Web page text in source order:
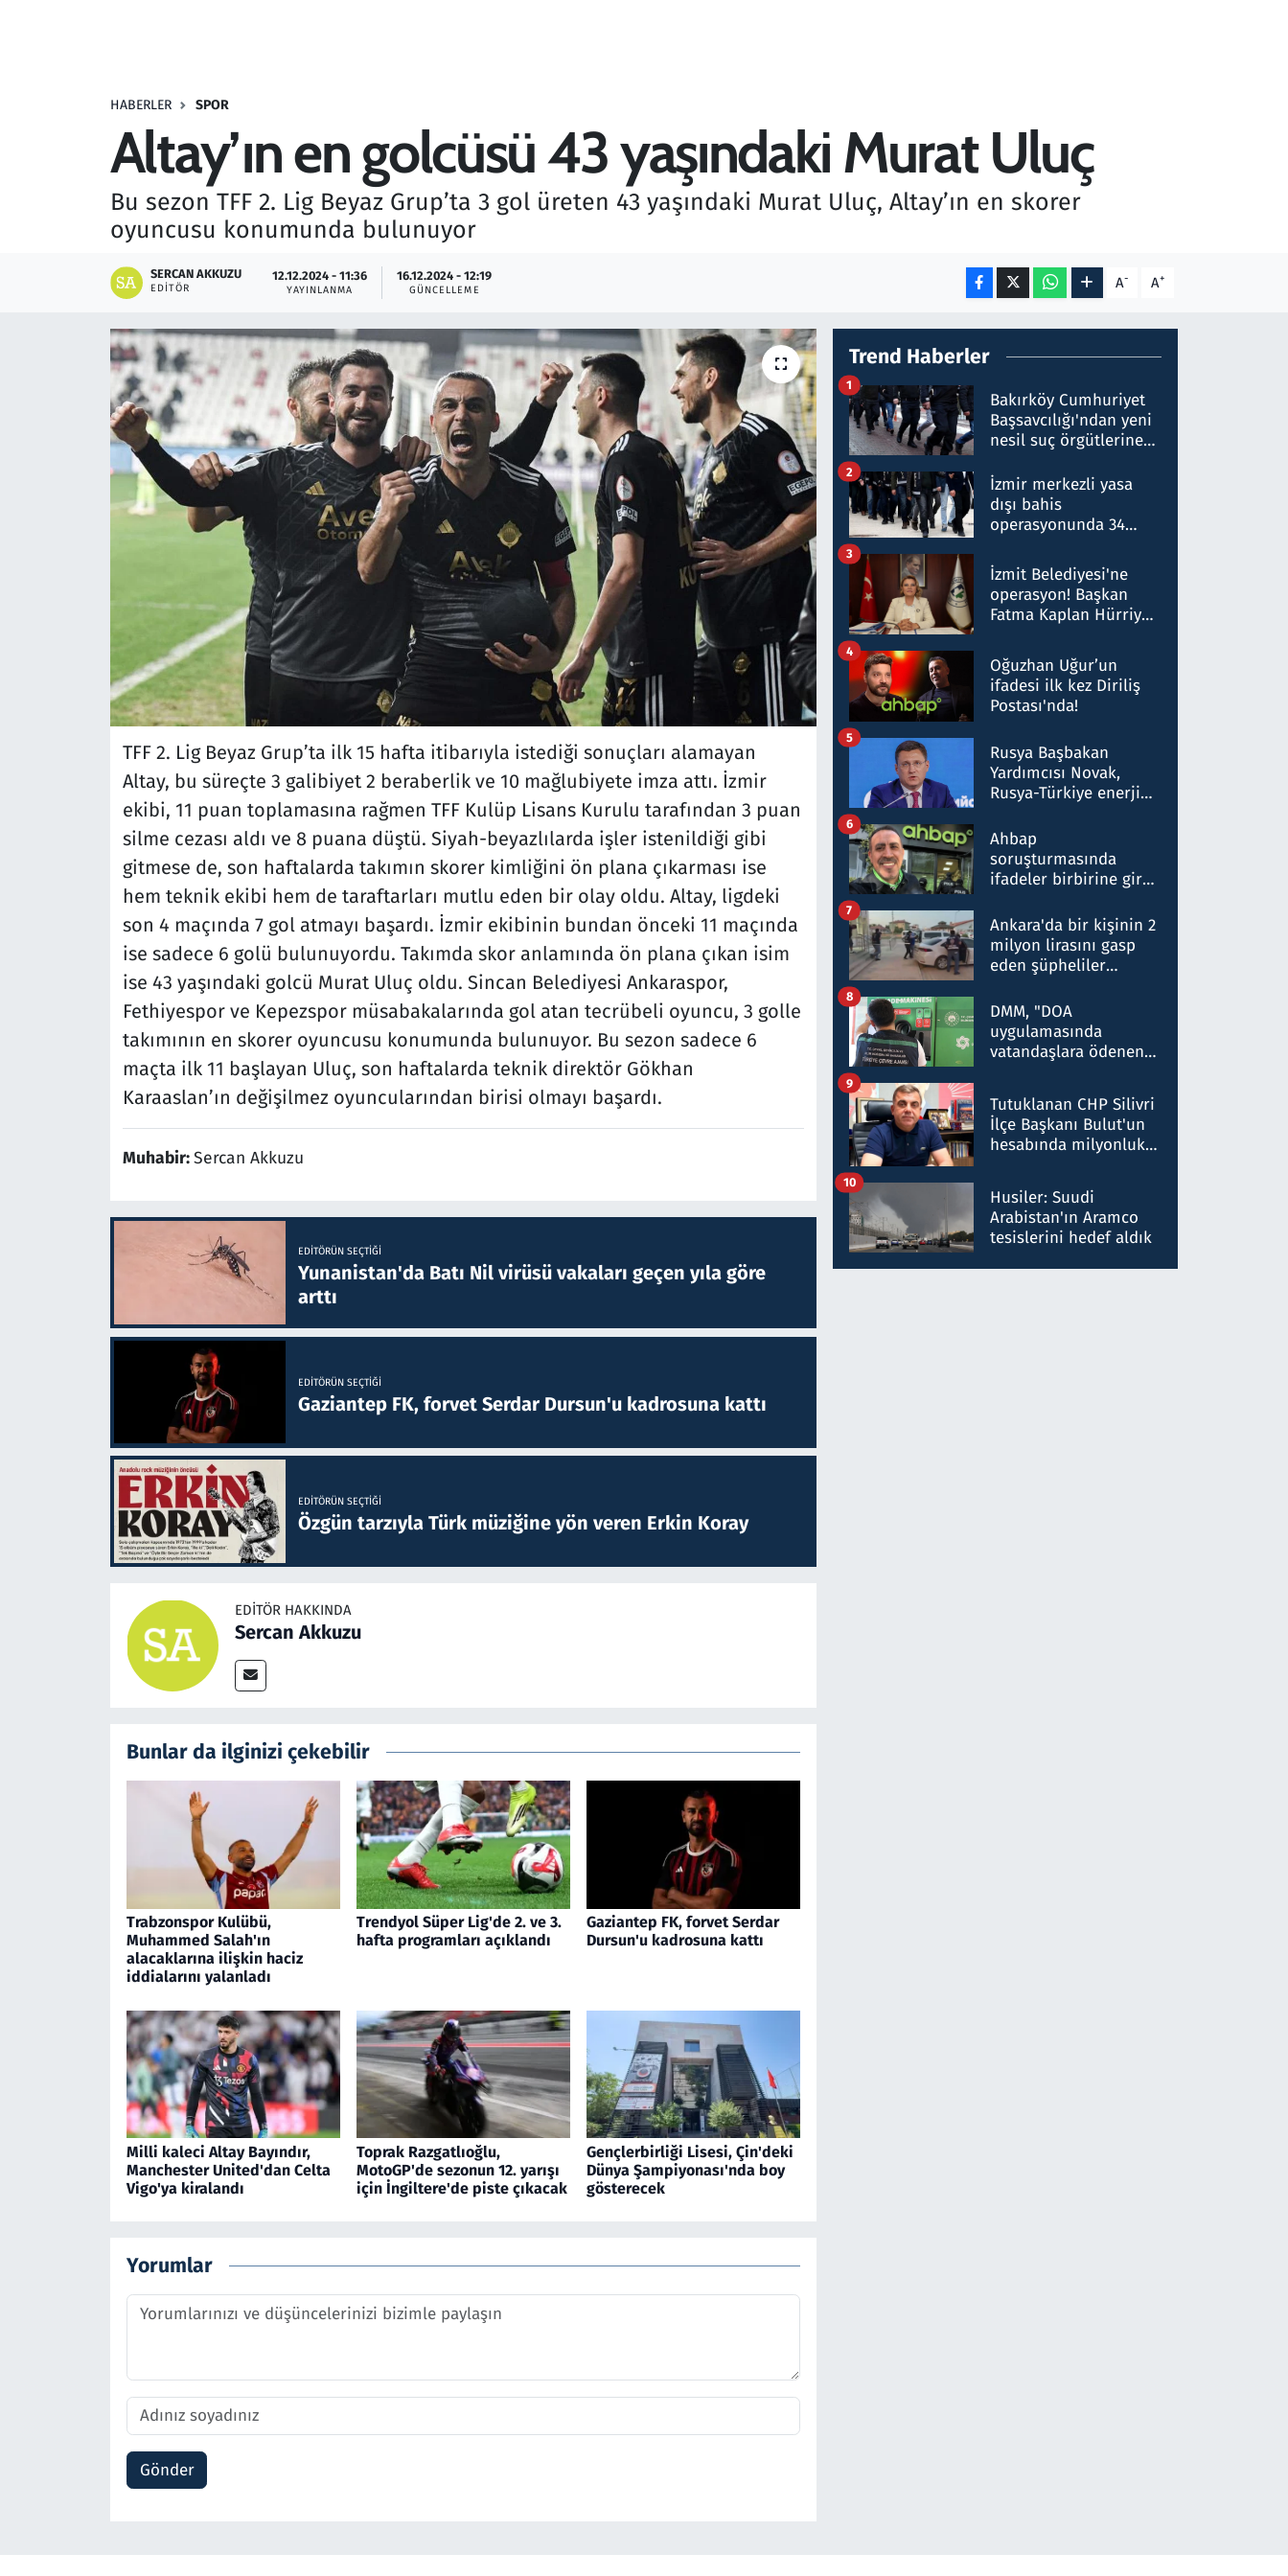
HABERLER SPOR
Altay’ın en golcüsü 43 yaşındaki Murat Uluç
Bu sezon TFF 2. Lig Beyaz Grup’ta 3 gol üreten 43 yaşındaki Murat Uluç, Altay’ın en skorer
oyuncusu konumunda bulunuyor
SERCAN AKKUZU
EDITÖR
12.12.2024 - 11:36
YAYINLANMA
16.12.2024 - 12:19
GÜNCELLEME A- A+
TFF 2. Lig Beyaz Grup’ta ilk 15 hafta itibarıyla istediği sonuçları alamayan
Altay, bu süreçte 3 galibiyet 2 beraberlik ve 10 mağlubiyete imza attı. İzmir
ekibi, 11 puan toplamasına rağmen TFF Kulüp Lisans Kurulu tarafından 3 puan
silme cezası aldı ve 8 puana düştü. Siyah-beyazlılarda işler istenildiği gibi
gitmese de, son haftalarda takımın skorer kimliğini ön plana çıkarması ise
hem teknik ekibi hem de taraftarları mutlu eden bir olay oldu. Altay, ligdeki
son 4 maçında 7 gol atmayı başardı. İzmir ekibinin bundan önceki 11 maçında
ise sadece 6 golü bulunuyordu. Takımda skor anlamında ön plana çıkan isim
ise 43 yaşındaki golcü Murat Uluç oldu. Sincan Belediyesi Ankaraspor,
Fethiyespor ve Kepezspor müsabakalarında gol atan tecrübeli oyuncu, 3 golle
takımının en skorer oyuncusu konumunda bulunuyor. Bu sezon sadece 6
maçta ilk 11 başlayan Uluç, son haftalarda teknik direktör Gökhan
Karaaslan’ın değişilmez oyuncularından birisi olmayı başardı.
Muhabir:Sercan Akkuzu
EDITÖRÜN SEÇTIĞI
Yunanistan'da Batı Nil virüsü vakaları geçen yıla göre
arttı
EDITÖRÜN SEÇTIĞI
Gaziantep FK, forvet Serdar Dursun'u kadrosuna kattı
EDITÖRÜN SEÇTIĞI
Özgün tarzıyla Türk müziğine yön veren Erkin Koray
EDITÖR HAKKINDA
Sercan Akkuzu
Bunlar da ilginizi çekebilir
Trabzonspor Kulübü,
Muhammed Salah'ın
alacaklarına ilişkin haciz
iddialarını yalanladı
Trendyol Süper Lig'de 2. ve 3.
hafta programları açıklandı
Gaziantep FK, forvet Serdar
Dursun'u kadrosuna kattı
Milli kaleci Altay Bayındır,
Manchester United'dan Celta
Vigo'ya kiralandı
Toprak Razgatlıoğlu,
MotoGP'de sezonun 12. yarışı
için İngiltere'de piste çıkacak
Gençlerbirliği Lisesi, Çin'deki
Dünya Şampiyonası'nda boy
gösterecek
Yorumlar
Gönder
Trend Haberler
Bakırköy Cumhuriyet
Başsavcılığı'ndan yeni
nesil suç örgütlerine
hakkında gözaltı kararı
1
İzmir merkezli yasa
dışı bahis
operasyonunda 34
Milyar liralık para
trafiği tespit edildi
2
İzmit Belediyesi'ne
operasyon! Başkan
Fatma Kaplan Hürriyet
3
Oğuzhan Uğur’un
ifadesi ilk kez Diriliş
Postası'nda!
4
Rusya Başbakan
Yardımcısı Novak,
Rusya-Türkiye enerji
nitelikte olduğunu
belirtti
5
Ahbap
soruşturmasında
ifadeler birbirine girdi:
ifadelerinden ortaya
çıkan tablo şok etti
6
Ankara'da bir kişinin 2
milyon lirasını gasp
eden şüpheliler
7
DMM, "DOA
uygulamasında
vatandaşlara ödenen
düşürüldüğü" iddiasını
yalanladı
8
Tutuklanan CHP Silivri
İlçe Başkanı Bulut'un
hesabında milyonluk
talimat verdi, ben
gönderdim
9
Husiler: Suudi
Arabistan'ın Aramco
tesislerini hedef aldık
10
Savunma Sanayi
Seçim 2023
Teknoloji ve Bilim
Televizyon